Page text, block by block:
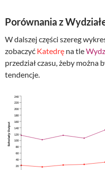
Porównania z
W dalszej części szereg
zobaczyć Katedrę na tle
przedział czasu, żeby można
tendencje.